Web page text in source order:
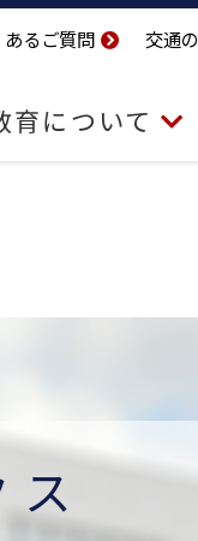
あるご質問 交通
育について